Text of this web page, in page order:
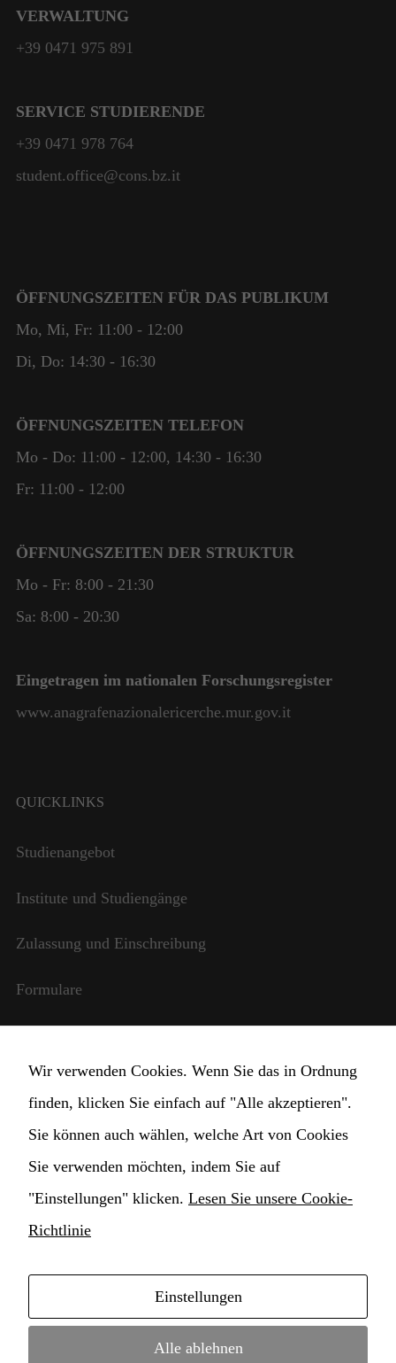
VERWALTUNG
+39 0471 975 891
SERVICE STUDIERENDE
+39 0471 978 764
student.office@cons.bz.it
ÖFFNUNGSZEITEN FÜR DAS PUBLIKUM
Mo, Mi, Fr: 11:00 - 12:00
Di, Do: 14:30 - 16:30
ÖFFNUNGSZEITEN TELEFON
Mo - Do: 11:00 - 12:00, 14:30 - 16:30
Fr: 11:00 - 12:00
ÖFFNUNGSZEITEN DER STRUKTUR
Mo - Fr: 8:00 - 21:30
Sa: 8:00 - 20:30
Eingetragen im nationalen Forschungsregister
www.anagrafenazionalericerche.mur.gov.it
QUICKLINKS
Studienangebot
Institute und Studiengänge
Zulassung und Einschreibung
Formulare
StudentInnen und Lehrpersonal
Transparente Verwaltung
Cookie Einstellungen ändern
Copyright © 2021 Hochschule für Musik
Konservatorium Claudio Monteverdi • webdesign by
Wir verwenden Cookies. Wenn Sie das in Ordnung
finden, klicken Sie einfach auf "Alle akzeptieren".
Sie können auch wählen, welche Art von Cookies
Sie verwenden möchten, indem Sie auf
"Einstellungen" klicken. Lesen Sie unsere Cookie-
Richtlinie
Einstellungen
Alle ablehnen
sind nicht
optional. Sie
benötigt,